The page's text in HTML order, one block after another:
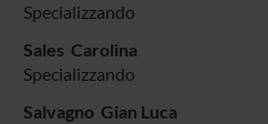
Specializzando
Sales Carolina
Specializzando
Salvagno Gian Luca